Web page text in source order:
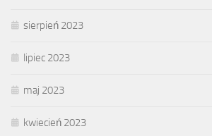
sierpień 2023
lipiec 2023
maj 2023
kwiecień 2023